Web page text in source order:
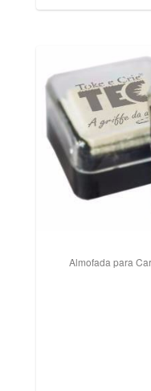
Almofada para